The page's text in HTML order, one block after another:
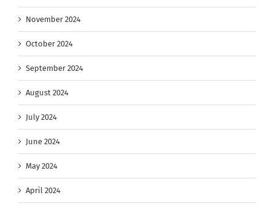
November 2024
October 2024
September 2024
August 2024
July 2024
June 2024
May 2024
April 2024